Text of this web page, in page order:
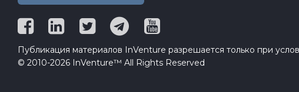
Публикация материалов InVenture разрешается только при
© 2010-2026 InVenture™ All Rights Reserved